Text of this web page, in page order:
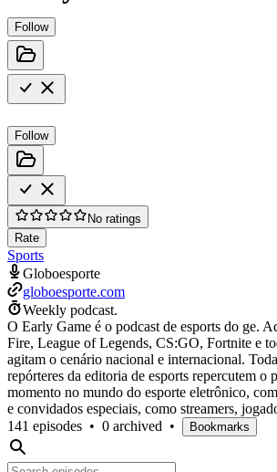
Follow
Follow
No ratings
Rate
Sports
Globoesporte
globoesporte.com
Weekly podcast.
O Early Game é o podcast de esports do ge.
Fire, League of Legends, CS:GO, Fortnite e
agitam o cenário nacional e internacional.
repórteres da editoria de esports repercutem o
momento no mundo do esporte eletrônico,
e convidados especiais, como streamers,
141 episodes • 0 archived • Bookmarks